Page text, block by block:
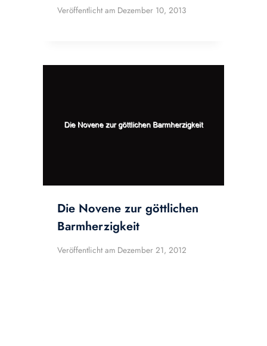
Veröffentlicht am Dezember 10, 2013
Die Novene zur göttlichen
Barmherzigkeit
Veröffentlicht am Dezember 21, 2012